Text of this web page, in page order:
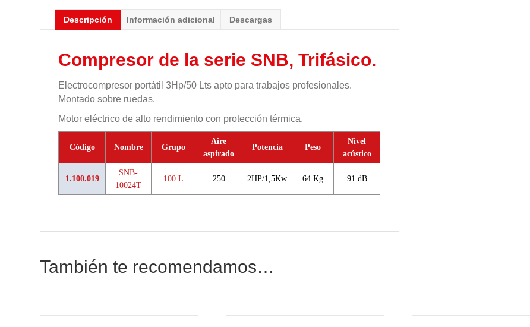
Descripción Información adicional Descargas
Compresor de la serie SNB, Trifásico.
Electrocompresor portátil 3Hp/50 Lts apto para trabajos profesionales.
Montado sobre ruedas.
Motor eléctrico de alto rendimiento con protección térmica.
Código Nombre Grupo
Aire
aspirado
Potencia Peso
Nivel
acústico
1.100.019
SNB-
10024T
100 L 250 2HP/1,5Kw 64 Kg 91 dB
También te recomendamos…